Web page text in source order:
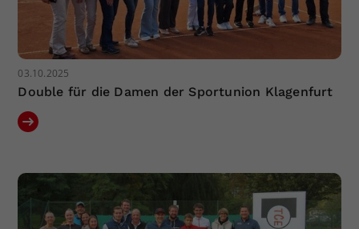
03.10.2025
Double für die Damen der Sportunion Klagenfurt